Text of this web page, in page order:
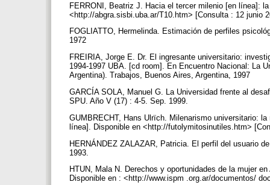
FERRONI, Beatriz J. Hacia el tercer milenio [en línea]:
<http://abgra.sisbi.uba.ar/T10.htm> [Consulta : 12 junio
FOGLIATTO, Hermelinda. Estimación de perfiles
1972
FREIRIA, Jorge E. Dr. El ingresante universitario:
1994-1997 UBA. [cd room]. En Encuentro Nacional: La
Argentina). Trabajos, Buenos Aires, Argentina, 1997
GARCÍA SOLA, Manuel G. La Universidad frente al
SPU. Año V (17) : 4-5. Sep. 1999.
GUMBRECHT, Hans Ulrïch. Milenarismo universitario:
línea]. Disponible en <http://futolymitosinutiles.htm>
HERNÁNDEZ ZALAZAR, Patricia. El perfil del usuario
1993.
HTUN, Mala N. Derechos y oportunidades de la mujer
Disponible en : <http://www.ispm .org.ar/documentos/